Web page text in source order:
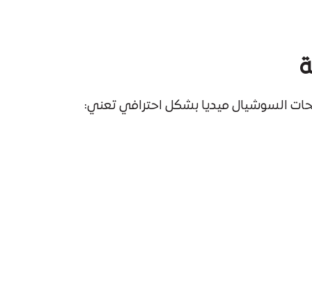
السوشيال ميديا بشكل احترافي تعني: